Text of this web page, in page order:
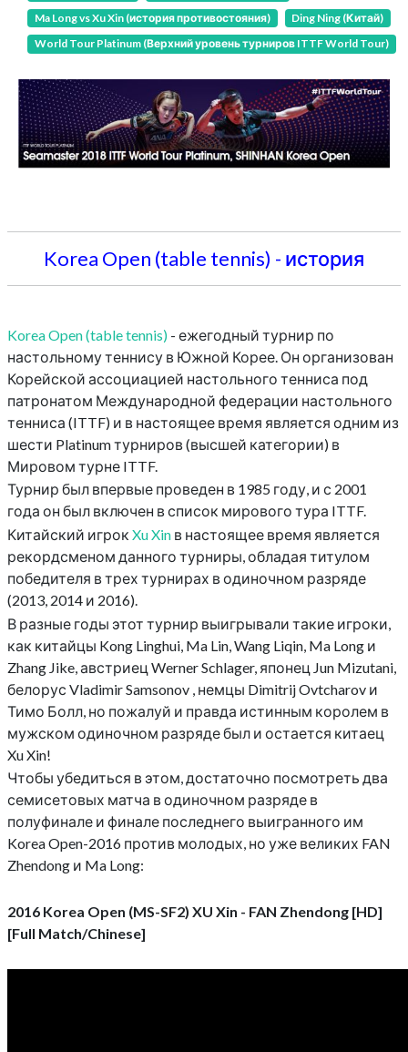
Ma Long vs Xu Xin (история противостояния)
Ding Ning (Китай)
World Tour Platinum (Верхний уровень турниров ITTF World Tour)
Korea Open (table tennis) - история
Korea Open (table tennis) - ежегодный турнир по
настольному теннису в Южной Корее. Он организован
Корейской ассоциацией настольного тенниса под
патронатом Международной федерации настольного
тенниса (ITTF) и в настоящее время является одним из
шести Platinum турниров (высшей категории) в
Мировом турне ITTF.
Турнир был впервые проведен в 1985 году, и с 2001
года он был включен в список мирового тура ITTF.
Китайский игрок Xu Xin в настоящее время является
рекордсменом данного турниры, обладая титулом
победителя в трех турнирах в одиночном разряде
(2013, 2014 и 2016).
В разные годы этот турнир выигрывали такие игроки,
как китайцы Kong Linghui, Ma Lin, Wang Liqin, Ma Long и
Zhang Jike, австриец Werner Schlager, японец Jun Mizutani,
белорус Vladimir Samsonov , немцы Dimitrij Ovtcharov и
Тимо Болл, но пожалуй и правда истинным королем в
мужском одиночном разряде был и остается китаец
Xu Xin!
Чтобы убедиться в этом, достаточно посмотреть два
семисетовых матча в одиночном разряде в
полуфинале и финале последнего выигранного им
Korea Open-2016 против молодых, но уже великих FAN
Zhendong и Ma Long:
2016 Korea Open (MS-SF2) XU Xin - FAN Zhendong [HD]
[Full Match/Chinese]